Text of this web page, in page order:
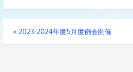
« 2023-2024年度5月度例会開催